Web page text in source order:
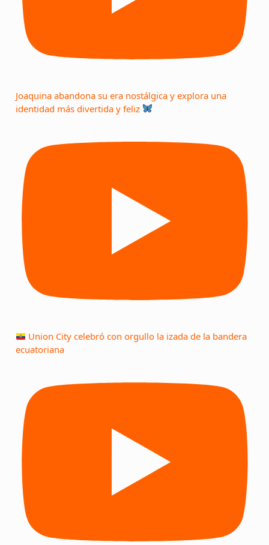
Joaquina abandona su era nostálgica y explora una
identidad más divertida y feliz
Union City celebró con orgullo la izada de la bandera
ecuatoriana